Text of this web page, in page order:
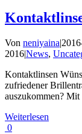
Von neniyaina|
2016|News,
Kontaktlinsen
zufriedener
auszukommen? Mit
Weiterlesen
0